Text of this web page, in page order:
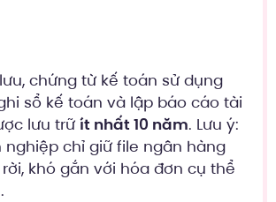
chứng từ kế toán sử dụng
sổ kế toán và lập báo cáo tài
lưu trữ ít nhất 10 năm. Lưu ý:
nghiệp chỉ giữ file ngân hàng
khó gắn với hóa đơn cụ thể